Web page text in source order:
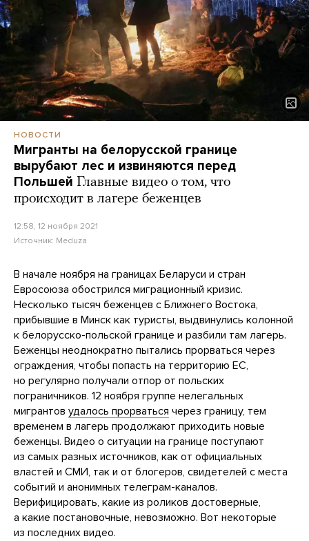
НОВОСТИ
Мигранты на белорусской границе
вырубают лес и извиняются перед
Польшей Главные видео о том, что
происходит в лагере беженцев
12:58, 12 ноября 2021
Источник: Meduza
В начале ноября на границах Беларуси и стран
Евросоюза обострился миграционный кризис.
Несколько тысяч беженцев с Ближнего Востока,
прибывшие в Минск как туристы, выдвинулись колонной
к белорусско-польской границе и разбили там лагерь.
Беженцы неоднократно пытались прорваться через
ограждения, чтобы попасть на территорию ЕС,
но регулярно получали отпор от польских
пограничников. 12 ноября группе нелегальных
мигрантов удалось прорваться через границу, тем
временем в лагерь продолжают приходить новые
беженцы. Видео о ситуации на границе поступают
из самых разных источников, как от официальных
властей и СМИ, так и от блогеров, свидетелей с места
событий и анонимных телеграм-каналов.
Верифицировать, какие из роликов достоверные,
а какие постановочные, невозможно. Вот некоторые
из последних видео.